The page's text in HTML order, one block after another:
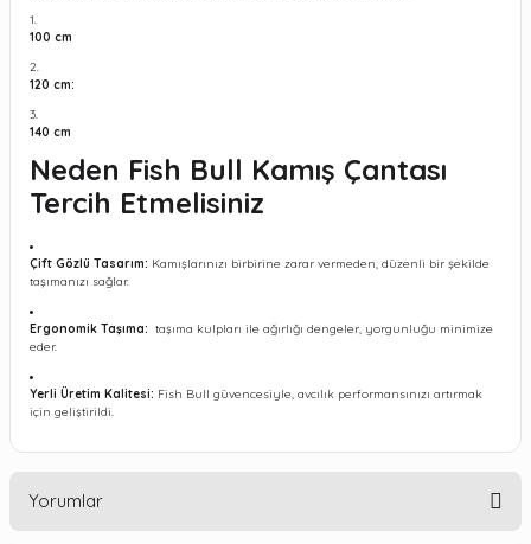
100 cm
120 cm:
140 cm
Neden Fish Bull Kamış Çantası
Tercih Etmelisiniz
Çift Gözlü Tasarım: Kamışlarınızı birbirine zarar vermeden, düzenli bir şekilde
taşımanızı sağlar.
Ergonomik Taşıma: taşıma kulpları ile ağırlığı dengeler, yorgunluğu minimize
eder.
Yerli Üretim Kalitesi: Fish Bull güvencesiyle, avcılık performansınızı artırmak
için geliştirildi.
Yorumlar